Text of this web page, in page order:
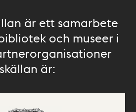
är ett samarbete
och museer i
är: